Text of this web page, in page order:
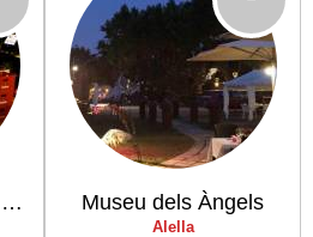
Restaurant Bar Ànec Mut - Casa de Menjars (Antic Tse-Tse) Museu dels Àngels
Alella